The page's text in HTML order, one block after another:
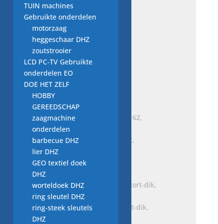
€7,00
slang T.Nr. 4064031
€5,00
slang T.Nr. 3176620
€7,50
slang Bauknecht GSF 2162,
vaatwasser onderdeel
€5,00
slang Bosch SMS 3502 kort-dik,
TUIN machines
Gebruikte onderdelen
motorzaag
heggeschaar DHZ
zoutstrooier
LCD PC-TV Gebruikte
onderdelen EO
DOE HET ZELF
HOBBY
GEREEDSCHAP
zaagmachine
onderdelen
barbecue DHZ
lier DHZ
GEO textiel doek
DHZ
worteldoek DHZ
ring sleutel DHZ
ring-steek sleutels
DHZ